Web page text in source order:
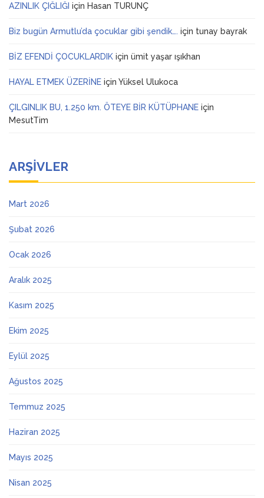
AZINLIK ÇIĞLIĞI için Hasan TURUNÇ
Biz bugün Armutlu’da çocuklar gibi şendik…. için tunay bayrak
BİZ EFENDİ ÇOCUKLARDIK için ümit yaşar ışıkhan
HAYAL ETMEK ÜZERİNE için Yüksel Ulukoca
ÇILGINLIK BU, 1.250 km. ÖTEYE BİR KÜTÜPHANE için
MesutTim
ARŞIVLER
Mart 2026
Şubat 2026
Ocak 2026
Aralık 2025
Kasım 2025
Ekim 2025
Eylül 2025
Ağustos 2025
Temmuz 2025
Haziran 2025
Mayıs 2025
Nisan 2025